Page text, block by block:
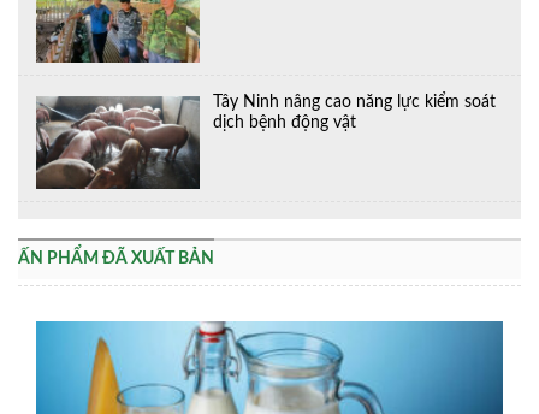
Tây Ninh nâng cao năng lực kiểm soát
dịch bệnh động vật
ẤN PHẨM ĐÃ XUẤT BẢN